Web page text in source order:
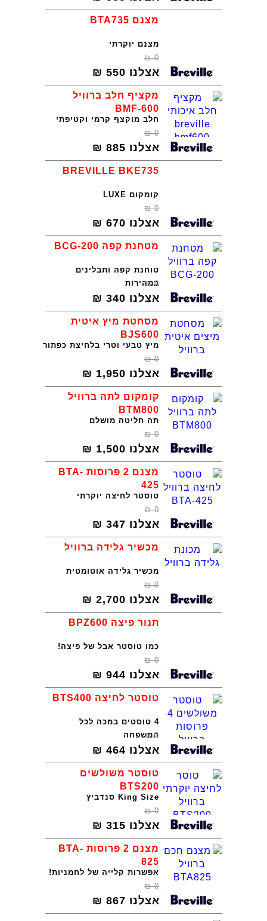
מצנם BTA735
מצנם יוקרתי
0
₪
אצלנו 550
₪
מקציף חלב ברוויל
BMF-600
חלב מוקצף קרמי וקטיפתי
0
₪
אצלנו 885
₪
BREVILLE BKE735
קומקום LUXE
0
₪
אצלנו 670
₪
מטחנת קפה BCG-200
טוחנת קפה ותבלינים
במהירות
0
₪
אצלנו 340
₪
מסחטת מיץ איטית
BJS600
מיץ טבעי וטרי בלחיצת כפתור
0
₪
אצלנו 1,950
₪
קומקום לתה ברוויל
BTM800
תה חליטה מושלם
0
₪
אצלנו 1,500
₪
מצנם 2 פרוסות BTA-
425
טוסטר לחיצה יוקרתי
0
₪
אצלנו 347
₪
מכשיר גלידה ברוויל
מכשיר גלידה אוטומטית
0
₪
אצלנו 2,700
₪
תנור פיצה BPZ600
כמו טוסטר אבל של פיצה!
0
₪
אצלנו 944
₪
טוסטר לחיצה BTS400
4 טוסטים במכה לכל
המשפחה
0
₪
אצלנו 464
₪
טוסטר משולשים
BTS200
King Size סנדביץ
0
₪
אצלנו 315
₪
מצנם 2 פרוסות BTA-
825
אפשרות קלייה של לחמניות!
0
₪
אצלנו 867
₪